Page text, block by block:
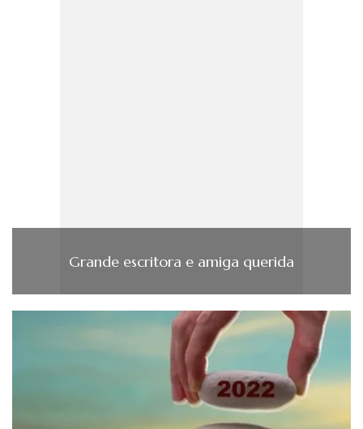
Grande escritora e amiga querida